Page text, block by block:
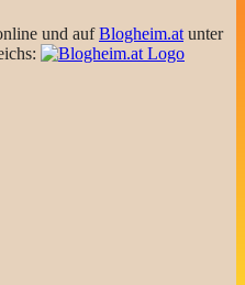
und aufBlogheim.at unter